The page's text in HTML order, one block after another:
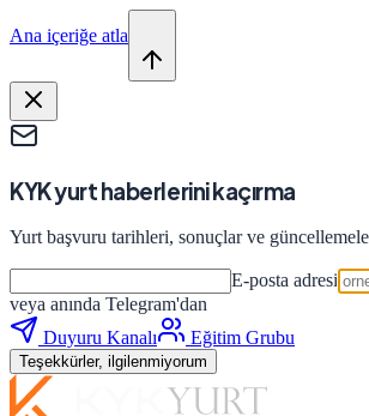
Ana içeriğe atla
KYK yurt haberlerini kaçırma
Yurt başvuru tarihleri, sonuçlar ve
E-posta adresi
veya anında Telegram'dan
Duyuru Kanalı
Eğitim Grubu
Teşekkürler, ilgilenmiyorum